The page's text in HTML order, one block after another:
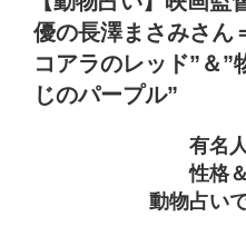
日:
優の長澤まさみさん
コアラのレッド”＆”
じのパープル”
有名
性格
動物占い